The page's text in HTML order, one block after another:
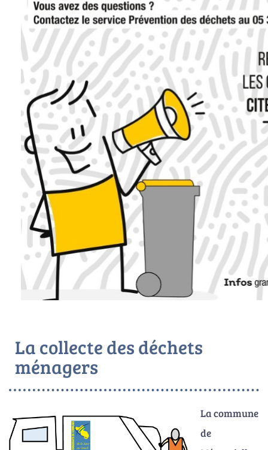
La collecte des déchets
ménagers
La commune
de